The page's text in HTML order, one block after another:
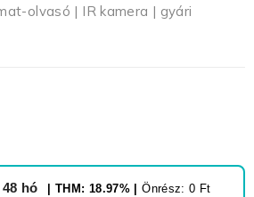
olvasó | IR kamera | gyári
hó | THM: 18.97% |Önrész: 0 Ft